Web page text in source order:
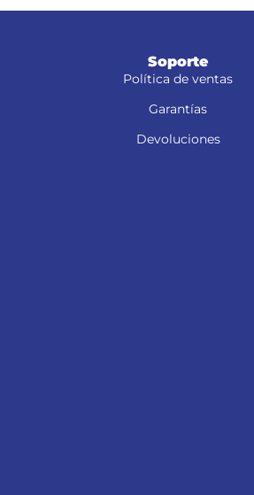
Soporte
Política de ventas
Garantías
Devoluciones